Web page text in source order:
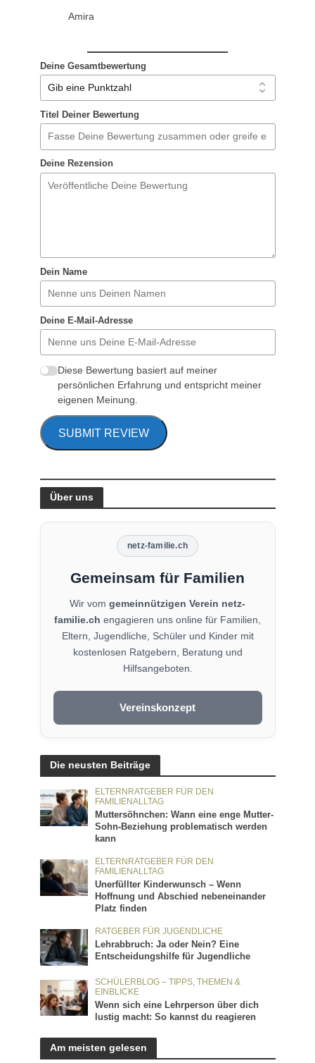
Amira
Deine Gesamtbewertung
Titel Deiner Bewertung
Deine Rezension
Dein Name
Deine E-Mail-Adresse
Diese Bewertung basiert auf meiner
persönlichen Erfahrung und entspricht meiner
eigenen Meinung.
SUBMIT REVIEW
Über uns
netz-familie.ch
Gemeinsam für Familien
Wir vom gemeinnützigen Verein netz-
familie.ch engagieren uns online für Familien,
Eltern, Jugendliche, Schüler und Kinder mit
kostenlosen Ratgebern, Beratung und
Hilfsangeboten.
Vereinskonzept
Die neusten Beiträge
ELTERNRATGEBER FÜR DEN
FAMILIENALLTAG
Muttersöhnchen: Wann eine enge Mutter-
Sohn-Beziehung problematisch werden
kann
ELTERNRATGEBER FÜR DEN
FAMILIENALLTAG
Unerfüllter Kinderwunsch – Wenn
Hoffnung und Abschied nebeneinander
Platz finden
RATGEBER FÜR JUGENDLICHE
Lehrabbruch: Ja oder Nein? Eine
Entscheidungshilfe für Jugendliche
SCHÜLERBLOG – TIPPS, THEMEN &
EINBLICKE
Wenn sich eine Lehrperson über dich
lustig macht: So kannst du reagieren
Am meisten gelesen